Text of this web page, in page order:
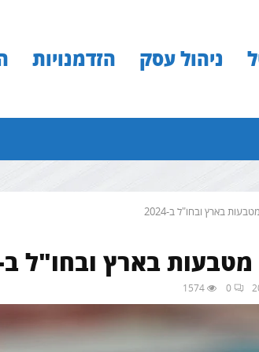
ניהול עסק הזדמנויות
בארץ ובחו"ל ב-2024
בארץ ובחו"ל ב-
0
1574